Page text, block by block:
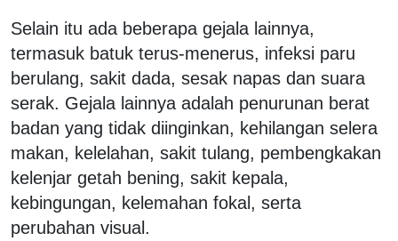
Selain itu ada beberapa gejala lainnya,
termasuk batuk terus-menerus, infeksi paru
berulang, sakit dada, sesak napas dan suara
serak. Gejala lainnya adalah penurunan berat
badan yang tidak diinginkan, kehilangan selera
makan, kelelahan, sakit tulang, pembengkakan
kelenjar getah bening, sakit kepala,
kebingungan, kelemahan fokal, serta
perubahan visual.